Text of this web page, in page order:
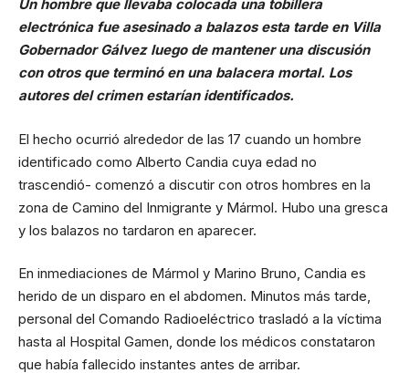
Un hombre que llevaba colocada una tobillera
electrónica fue asesinado a balazos esta tarde en Villa
Gobernador Gálvez luego de mantener una discusión
con otros que terminó en una balacera mortal. Los
autores del crimen estarían identificados.
El hecho ocurrió alrededor de las 17 cuando un hombre
identificado como Alberto Candia cuya edad no
trascendió- comenzó a discutir con otros hombres en la
zona de Camino del Inmigrante y Mármol. Hubo una gresca
y los balazos no tardaron en aparecer.
En inmediaciones de Mármol y Marino Bruno, Candia es
herido de un disparo en el abdomen. Minutos más tarde,
personal del Comando Radioeléctrico trasladó a la víctima
hasta al Hospital Gamen, donde los médicos constataron
que había fallecido instantes antes de arribar.